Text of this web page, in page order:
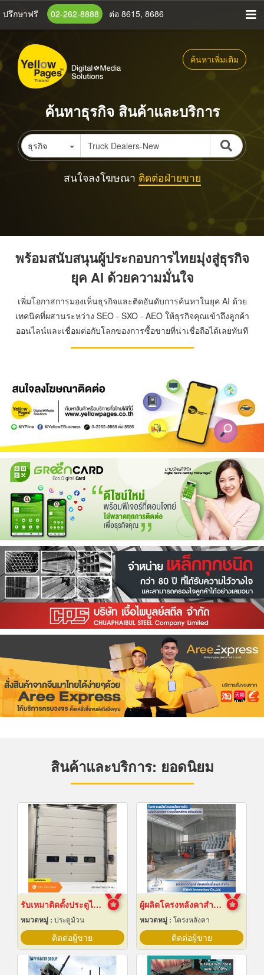
ข้าม
เนื้อหา
หลัก
ปรึกษาฟรี 02-262-8888 ต่อ 8615, 8686
ค้นหาเพิ่มเติม
ค้นหาธุรกิจ สินค้าและบริการ
ธุรกิจ
สนใจลงโฆษณา ติดต่อฝ่ายขาย
พร้อมสนับสนุนผู้ประกอบการไทยมุ่งสู่ธุรกิจ
ยุค AI ด้วยความมั่นใจ
เพิ่มโอกาสการมองเห็นธุรกิจและติดอันดับการค้นหาในยุค AI ด้วย
เทคนิคที่ผสานระหว่าง SEO - SXO - AEO ให้ธุรกิจคุณเข้าถึงลูกค้า
ออนไลน์และเชื่อมต่อกับโลกของการซื้อขายที่น่าเชื่อถือได้เลยทันที
สินค้าและบริการ: ยอดนิยม
รับเหมาติดตั้งประตูไฮสปีดดอร์
หมวดหมู่ : ประตูม้วน
ติดต่อผู้ขาย
ผู้ผลิตโครงหลังคาสำเร็จรูป
หมวดหมู่ : โครงหลังคา
ติดต่อผู้ขาย